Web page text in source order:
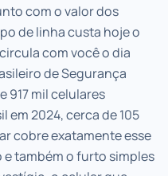
com o valor dos
de linha custa hoje o
com você o dia
de Segurança
917 mil celulares
2024, cerca de 105
cobre exatamente esse
também o furto simples